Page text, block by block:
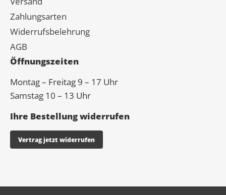
Zahlungsarten
Widerrufsbelehrung
AGB
Öffnungszeiten
Montag – Freitag 9 – 17 Uhr
Samstag 10 – 13 Uhr
Ihre Bestellung widerrufen
Vertrag jetzt widerrufen